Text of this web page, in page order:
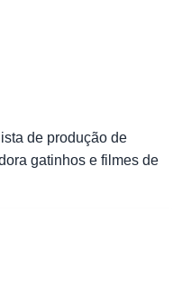
de produção de
gatinhos e filmes de